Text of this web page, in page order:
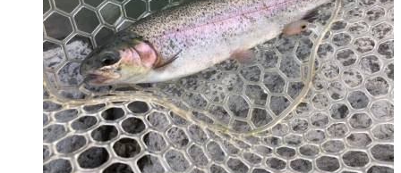
クーラーボックス
その他あると便利なものは?
釣り方
テンカラ釣りをやってみよう!
テンカラ釣りってどんな釣り?